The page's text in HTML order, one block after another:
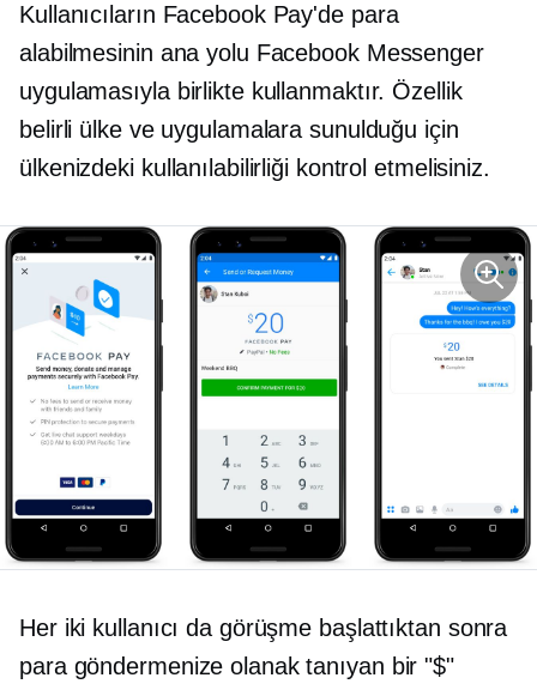
Kullanıcıların Facebook Pay'de para
alabilmesinin ana yolu Facebook Messenger
uygulamasıyla birlikte kullanmaktır. Özellik
belirli ülke ve uygulamalara sunulduğu için
ülkenizdeki kullanılabilirliği kontrol etmelisiniz.
Her iki kullanıcı da görüşme başlattıktan sonra
para göndermenize olanak tanıyan bir "$"